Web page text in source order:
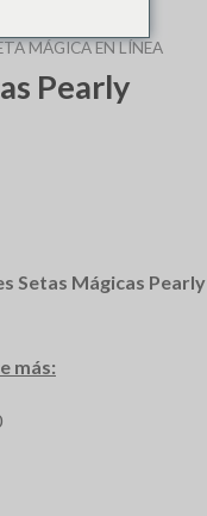
MÁGICA EN LÍNEA
Pearly
Setas Mágicas Pearly
más: